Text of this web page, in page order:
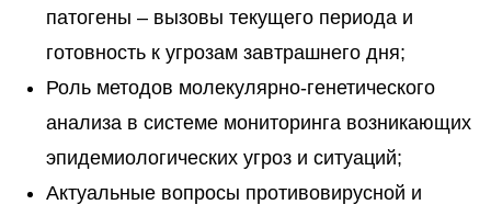
патогены – вызовы текущего периода и
готовность к угрозам завтрашнего дня;
Роль методов молекулярно-генетического
анализа в системе мониторинга возникающих
эпидемиологических угроз и ситуаций;
Актуальные вопросы противовирусной и